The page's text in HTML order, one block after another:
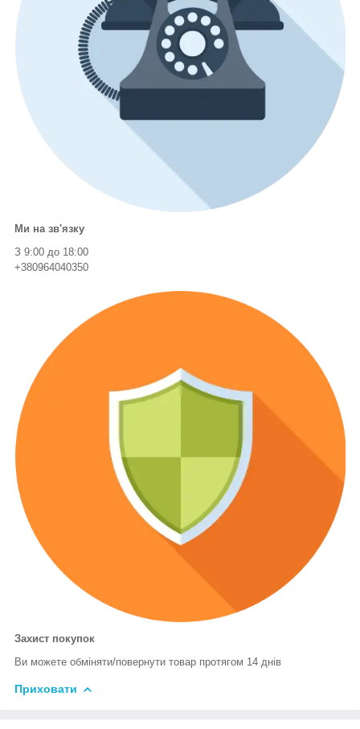
Ми на зв'язку
З 9:00 до 18:00
+380964040350
Захист покупок
Ви можете обміняти/повернути товар протягом 14 днів
Приховати